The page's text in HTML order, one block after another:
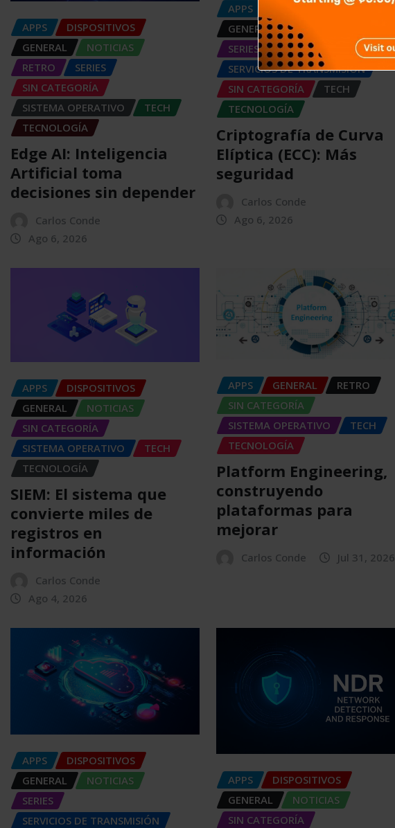
APPS
DISPOSITIVOS
GENERAL
NOTICIAS
RETRO
SERIES
SIN CATEGORÍA
SISTEMA OPERATIVO
TECH
TECNOLOGÍA
Edge AI: Inteligencia
Artificial toma
decisiones sin depender
Carlos Conde
Ago 6, 2026
APPS
DISPOSITIVOS
GENERAL
NOTICIAS
SERIES
SERVICIOS DE TRANSMISIÓN
SIN CATEGORÍA
TECH
TECNOLOGÍA
Criptografía de Curva
Elíptica (ECC): Más
seguridad
Carlos Conde
Ago 6, 2026
APPS
DISPOSITIVOS
GENERAL
NOTICIAS
SIN CATEGORÍA
SISTEMA OPERATIVO
TECH
TECNOLOGÍA
SIEM: El sistema que
convierte miles de
registros en
información
Carlos Conde
Ago 4, 2026
APPS GENERAL
RETRO
SIN CATEGORÍA
SISTEMA OPERATIVO
TECH
TECNOLOGÍA
Platform Engineering,
construyendo
plataformas para
mejorar
Carlos Conde Jul 31, 2026
APPS
DISPOSITIVOS
GENERAL
NOTICIAS
SERIES
SERVICIOS DE TRANSMISIÓN
APPS
DISPOSITIVOS
GENERAL
NOTICIAS
SIN CATEGORÍA